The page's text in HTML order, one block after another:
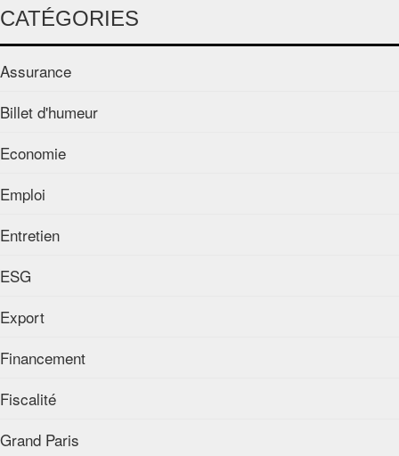
CATÉGORIES
Assurance
Billet d'humeur
Economie
Emploi
Entretien
ESG
Export
Financement
Fiscalité
Grand Paris